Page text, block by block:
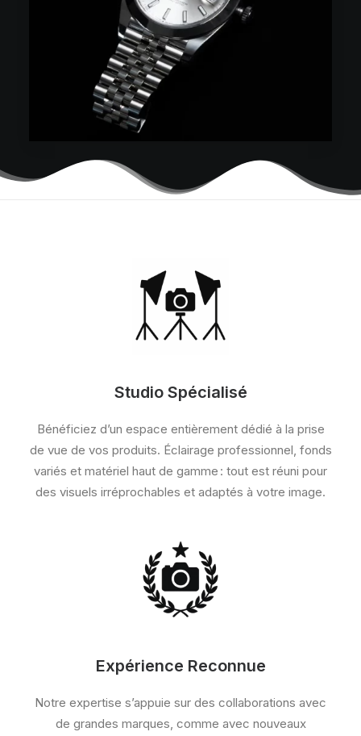
Studio Spécialisé
Bénéficiez d’un espace entièrement dédié à la prise
de vue de vos produits. Éclairage professionnel, fonds
variés et matériel haut de gamme : tout est réuni pour
des visuels irréprochables et adaptés à votre image.
Expérience Reconnue
Notre expertise s’appuie sur des collaborations avec
de grandes marques, comme avec nouveaux